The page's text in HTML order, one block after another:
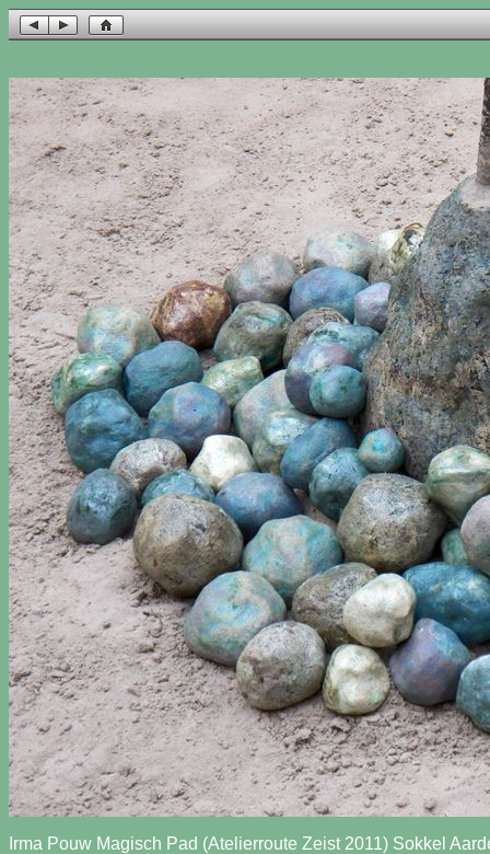
Irma Pouw Magisch Pad (Atelierroute Zeist 2011) Sokkel